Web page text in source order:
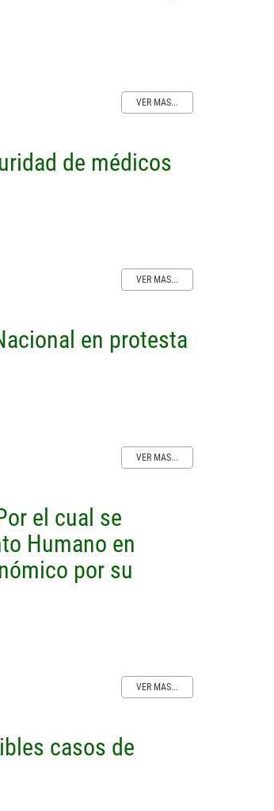
VER MAS...
de médicos
VER MAS...
en protesta
VER MAS...
el cual se
Humano en
por su
VER MAS...
casos de